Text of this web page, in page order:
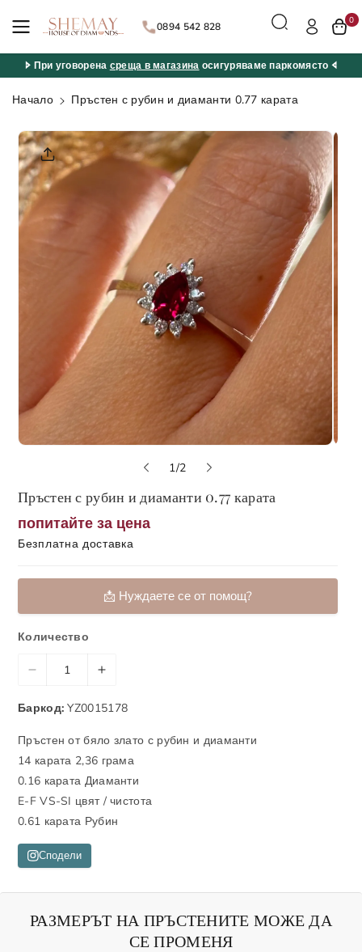
съдържан
0894 542 828 0
🢖 При уговорена среща в магазина осигуряваме паркомясто 🢔
Начало
Пръстен с рубин и диаманти 0.77 карата
към
информац
ията за
продукта
1/о2
Пръстен с рубин и диаманти 0.77 карата
попитайте за цена
Безплатна доставка
📩 Нуждаете се от помощ?
📬 Форма за контакт
📹 Запази онлайн среща с консултант
Количество
м
а
л
и
к
о
и
ч
е
с
т
У
е
л
и
ч
и
к
ч
е
с
Баркод: YZ0015178
Пръстен от бяло злато с рубин и диаманти
14 карата 2,36 грама
0.16 карата Диаманти
E-F VS-SI цвят / чистота
0.61 карата Рубин
Сподели
РАЗМЕРЪТ НА ПРЪСТЕНИТЕ МОЖЕ ДА
СЕ ПРОМЕНЯ